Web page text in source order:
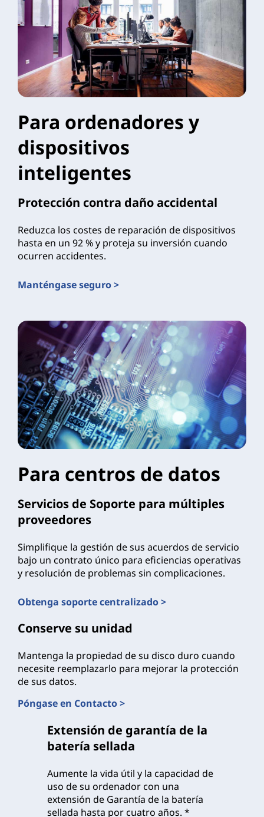
Para ordenadores y
dispositivos
inteligentes
Protección contra daño accidental
Reduzca los costes de reparación de dispositivos
hasta en un 92 % y proteja su inversión cuando
ocurren accidentes.
Manténgase seguro >
Para centros de datos
Servicios de Soporte para múltiples
proveedores
Simplifique la gestión de sus acuerdos de servicio
bajo un contrato único para eficiencias operativas
y resolución de problemas sin complicaciones.
Obtenga soporte centralizado >
Conserve su unidad
Mantenga la propiedad de su disco duro cuando
necesite reemplazarlo para mejorar la protección
de sus datos.
Póngase en Contacto >
Extensión de garantía de la
batería sellada
Aumente la vida útil y la capacidad de
uso de su ordenador con una
extensión de Garantía de la batería
sellada hasta por cuatro años. *